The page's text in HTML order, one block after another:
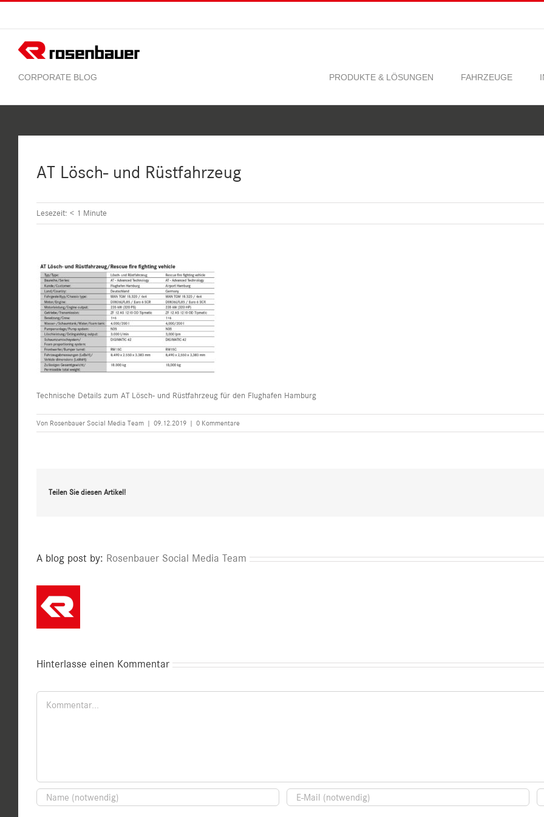
springen
PRODUKTE & LÖSUNGEN FAHRZEUGE
AT Lösch- und Rüstfahrzeug
Lesezeit: < 1 Minute
Technische Details zum AT Lösch- und Rüstfahrzeug für den Flughafen Hamburg
Von Rosenbauer Social Media Team | 09.12.2019 | 0 Kommentare
Teilen Sie diesen Artikel!
A blog post by: Rosenbauer Social Media Team
Hinterlasse einen Kommentar
Kommentar